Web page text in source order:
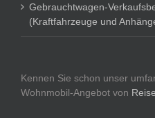
Gebrauchtwagen-
(Kraftfahrzeuge und
Kennen Sie schon unser
Wohnmobil-Angebot von